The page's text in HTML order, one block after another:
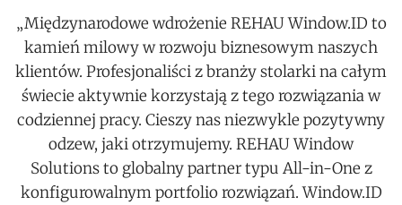
„Międzynarodowe wdrożenie REHAU Window.ID to
kamień milowy w rozwoju biznesowym naszych
klientów. Profesjonaliści z branży stolarki na całym
świecie aktywnie korzystają z tego rozwiązania w
codziennej pracy. Cieszy nas niezwykle pozytywny
odzew, jaki otrzymujemy. REHAU Window
Solutions to globalny partner typu All-in-One z
konfigurowalnym portfolio rozwiązań. Window.ID